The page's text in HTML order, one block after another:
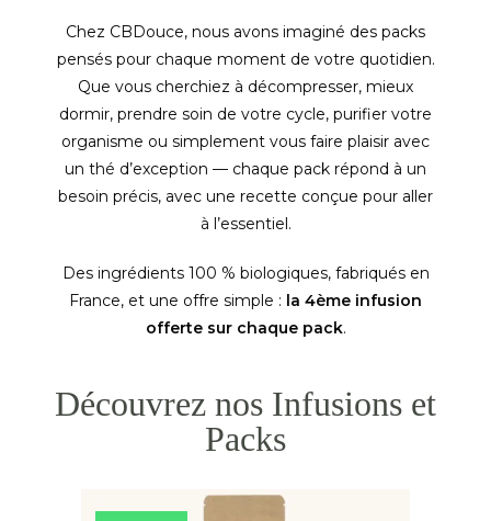
Chez CBDouce, nous avons imaginé des packs
pensés pour chaque moment de votre quotidien.
Que vous cherchiez à décompresser, mieux
dormir, prendre soin de votre cycle, purifier votre
organisme ou simplement vous faire plaisir avec
un thé d’exception — chaque pack répond à un
besoin précis, avec une recette conçue pour aller
à l’essentiel.
Des ingrédients 100 % biologiques, fabriqués en
France, et une offre simple : la 4ème infusion
offerte sur chaque pack.
Découvrez nos Infusions et
Packs